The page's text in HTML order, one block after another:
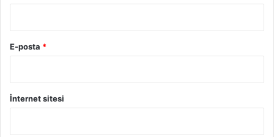
E-posta *
İnternet sitesi